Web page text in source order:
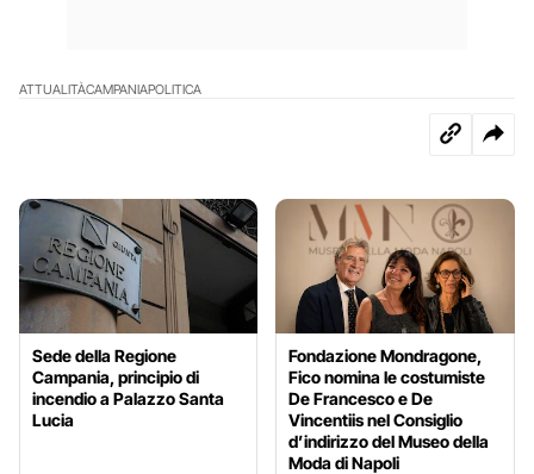
ATTUALITÀCAMPANIAPOLITICA
Sede della Regione
Campania, principio di
incendio a Palazzo Santa
Lucia
Fondazione Mondragone,
Fico nomina le costumiste
De Francesco e De
Vincentiis nel Consiglio
d’indirizzo del Museo della
Moda di Napoli